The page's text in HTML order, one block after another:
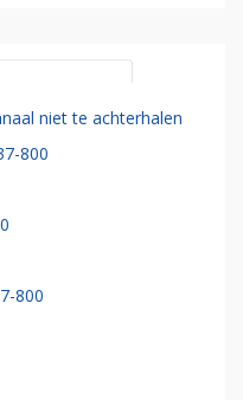
niet te achterhalen
800
800